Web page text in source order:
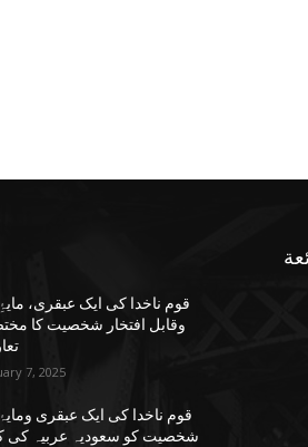
قوم ناخدا کی ایک عبقری، مایۂِ
وقابل افتخار شخصیت کا
7, 2025
قوم ناخدا کی ایک عبقری ومایۂ
شخصیت کو سعودیہ عربیہ کی